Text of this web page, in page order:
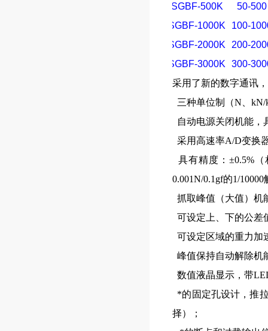
SGBF-500K
50-500
SGBF-1000K
100-
SGBF-2000K
200-
SGBF-3000K
300-
采用了新的数字通讯
三种单位制（N、
自动电源关闭机能，
采用高速率A/D变换
具有精度：±0.5%
0.001N/0.1gf的1/
抓取峰值（大值）机
可设定上、下的公差
可设定区域的重力加
峰值保持自动解除机
数值液晶显示，带
*的固定孔设计，推
择）；